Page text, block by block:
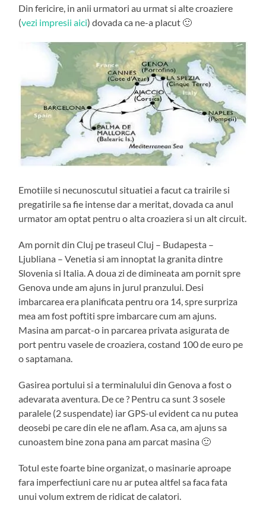
Din fericire, in anii urmatori au urmat si alte croaziere
(vezi impresii aici) dovada ca ne-a placut 🙂
Emotiile si necunoscutul situatiei a facut ca trairile si
pregatirile sa fie intense dar a meritat, dovada ca anul
urmator am optat pentru o alta croaziera si un alt circuit.
Am pornit din Cluj pe traseul Cluj – Budapesta –
Ljubliana – Venetia si am innoptat la granita dintre
Slovenia si Italia. A doua zi de dimineata am pornit spre
Genova unde am ajuns in jurul pranzului. Desi
imbarcarea era planificata pentru ora 14, spre surpriza
mea am fost poftiti spre imbarcare cum am ajuns.
Masina am parcat-o in parcarea privata asigurata de
port pentru vasele de croaziera, costand 100 de euro pe
o saptamana.
Gasirea portului si a terminalului din Genova a fost o
adevarata aventura. De ce ? Pentru ca sunt 3 sosele
paralele (2 suspendate) iar GPS-ul evident ca nu putea
deosebi pe care din ele ne aflam. Asa ca, am ajuns sa
cunoastem bine zona pana am parcat masina 🙂
Totul este foarte bine organizat, o masinarie aproape
fara imperfectiuni care nu ar putea altfel sa faca fata
unui volum extrem de ridicat de calatori.